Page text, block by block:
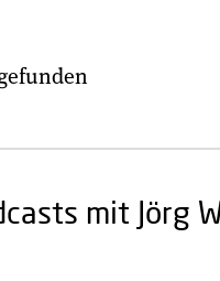
mit Jörg